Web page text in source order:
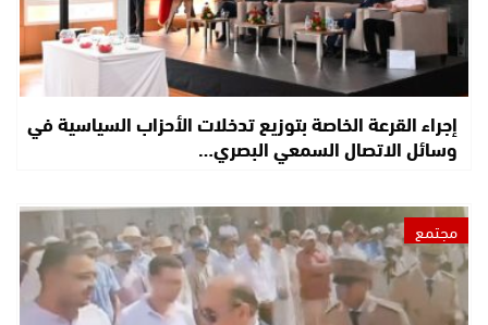
إجراء القرعة الخاصة بتوزيع تدخلات الأحزاب السياسية في
وسائل الاتصال السمعي البصري…
مجتمع